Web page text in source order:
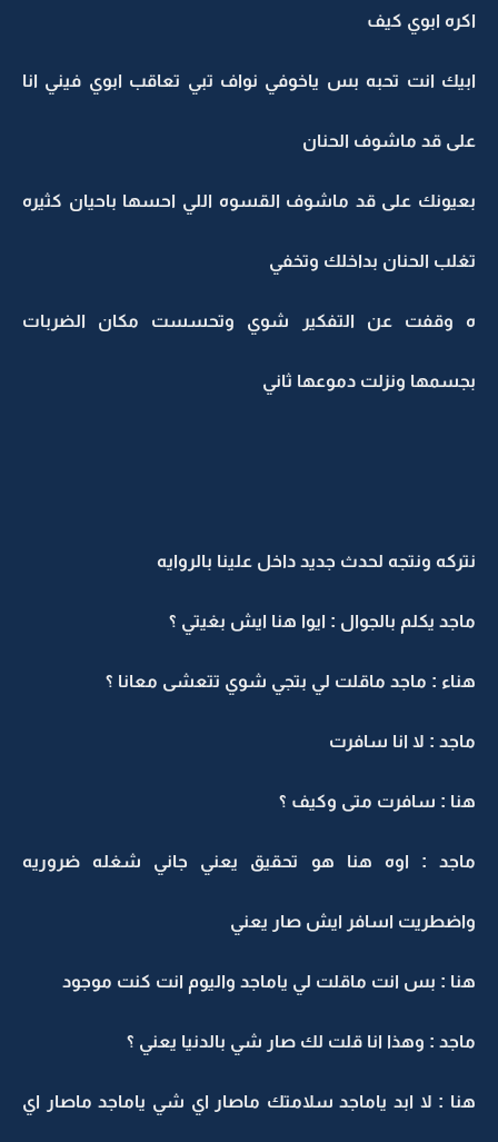
اكره ابوي كيف
ابيك انت تحبه بس ياخوفي نواف تبي تعاقب ابوي فيني انا
على قد ماشوف الحنان
بعيونك على قد ماشوف القسوه اللي احسها باحيان كثيره
تغلب الحنان بداخلك وتخفي
ه وقفت عن التفكير شوي وتحسست مكان الضربات
بجسمها ونزلت دموعها ثاني
نتركه ونتجه لحدث جديد داخل علينا بالروايه
ماجد يكلم بالجوال : ايوا هنا ايش بغيتي ؟
هناء : ماجد ماقلت لي بتجي شوي تتعشى معانا ؟
ماجد : لا انا سافرت
هنا : سافرت متى وكيف ؟
ماجد : اوه هنا هو تحقيق يعني جاني شغله ضروريه
واضطريت اسافر ايش صار يعني
هنا : بس انت ماقلت لي ياماجد واليوم انت كنت موجود
ماجد : وهذا انا قلت لك صار شي بالدنيا يعني ؟
هنا : لا ابد ياماجد سلامتك ماصار اي شي ياماجد ماصار اي